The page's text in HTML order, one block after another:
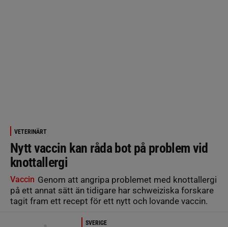
VETERINÄRT
Nytt vaccin kan råda bot på problem vid
knottallergi
Vaccin Genom att angripa problemet med knottallergi
på ett annat sätt än tidigare har schweiziska forskare
tagit fram ett recept för ett nytt och lovande vaccin.
SVERIGE